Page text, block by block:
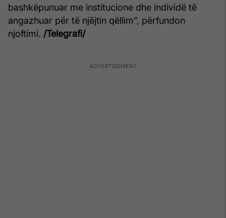
bashkëpunuar me institucione dhe individë të
angazhuar për të njëjtin qëllim”, përfundon
njoftimi. /Telegrafi/